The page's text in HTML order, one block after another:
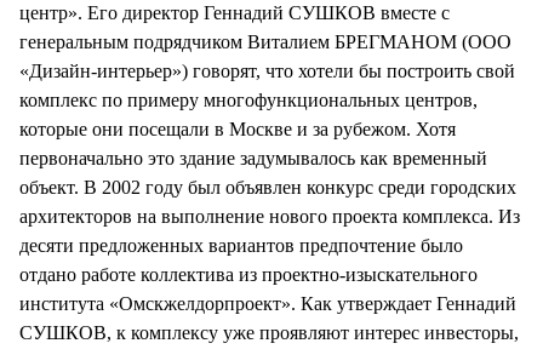
центр». Его директор Геннадий СУШКОВ вместе с
генеральным подрядчиком Виталием БРЕГМАНОМ (ООО
«Дизайн-интерьер») говорят, что хотели бы построить свой
комплекс по примеру многофункциональных центров,
которые они посещали в Москве и за рубежом. Хотя
первоначально это здание задумывалось как временный
объект. В 2002 году был объявлен конкурс среди городских
архитекторов на выполнение нового проекта комплекса. Из
десяти предложенных вариантов предпочтение было
отдано работе коллектива из проектно-изыскательного
института «Омскжелдорпроект». Как утверждает Геннадий
СУШКОВ, к комплексу уже проявляют интерес инвесторы,